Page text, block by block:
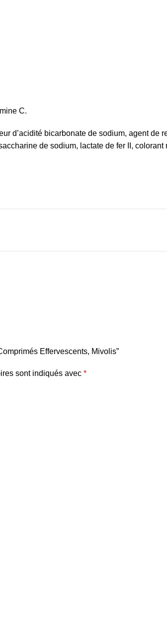
C.
d’acidité bicarbonate de sodium, agent
de sodium, lactate de fer II, colorant
Effervescents, Mivolis”
sont indiqués avec *